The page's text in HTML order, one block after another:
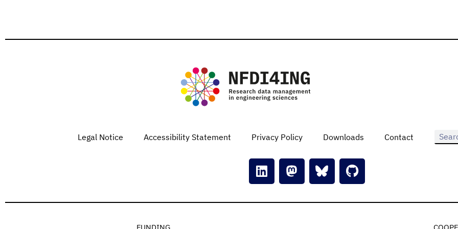
Legal Notice Accessibility Statement Privacy Policy Downloads Contact